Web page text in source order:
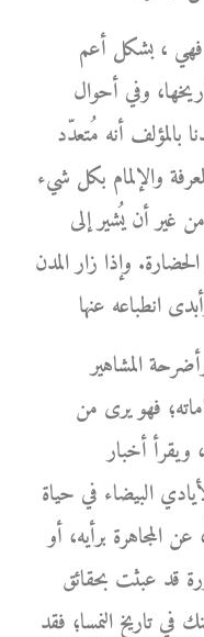
فهي ، بشكل أعم
وفي أحوال
بالمؤلف أنه مُتعدّد
والإلمام بكل شيء
غير أن يُشير إلى
وإذا زار المدن
المشاهير
فهو يرى من
ويقرأ أخبار
البيضاء في حياة
المجاهرة برأيه، أو
قد عبثت بحقائق
في تاريخ النمسا؛ فقد